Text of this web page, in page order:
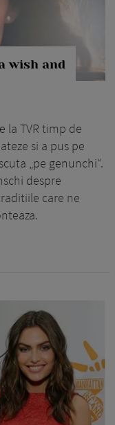
wish and
la TVR timp de
si a pus pe
„pe genunchi“.
despre
care ne